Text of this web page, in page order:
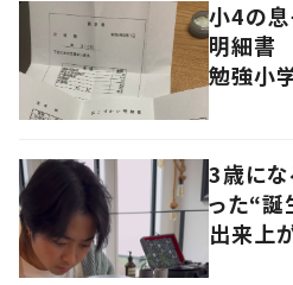
小4の息
明細書
勉強小
3歳に
った“
出来上